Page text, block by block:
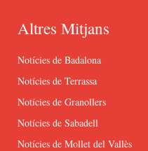
Altres Mitjans
Notícies de Badalona
Notícies de Terrassa
Notícies de Granollers
Notícies de Sabadell
Notícies de Mollet del Vallès